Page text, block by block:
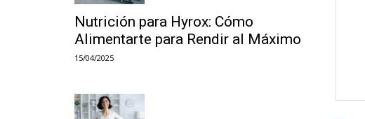
Nutrición para Hyrox: Cómo
Alimentarte para Rendir al Máximo
15/04/2025